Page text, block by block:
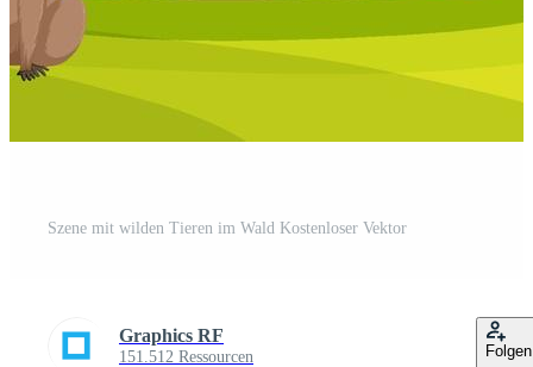
Szene mit wilden Tieren im Wald Kostenloser Vektor
Graphics RF
151.512 Ressourcen Folgen